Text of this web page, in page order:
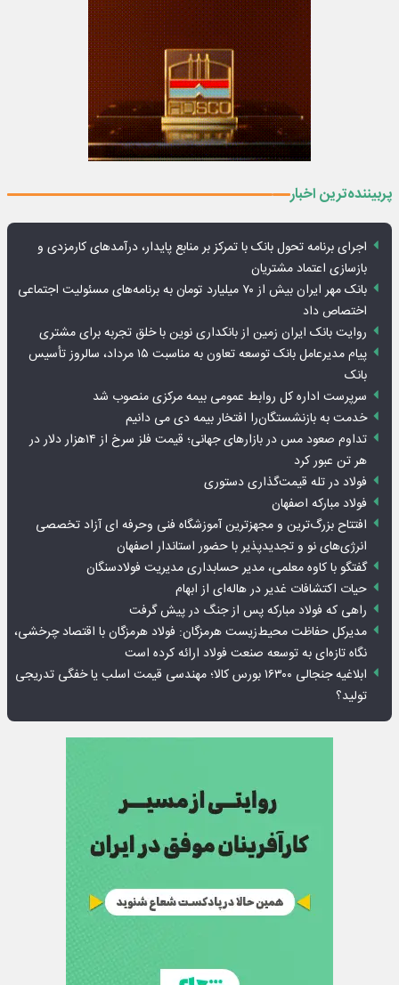
پربیننده‌ترین اخبار
اجرای برنامه تحول بانک با تمرکز بر منابع پایدار، درآمدهای کارمزدی و
بازسازی اعتماد مشتریان
بانک مهر ایران بیش از ۷۰ میلیارد تومان به برنامه‌های مسئولیت اجتماعی
اختصاص داد
روایت بانک ایران زمین از بانکداری نوین با خلق تجربه برای مشتری
پیام مدیرعامل بانک توسعه تعاون به مناسبت ۱۵ مرداد، سالروز تأسیس
بانک
سرپرست اداره کل روابط عمومی بیمه مرکزی منصوب شد
خدمت به بازنشستگان‌را افتخار بیمه دی می دانیم
تداوم صعود مس در بازارهای جهانی؛ قیمت فلز سرخ از ۱۴هزار دلار در
هر تن عبور کرد
فولاد در تله قیمت‌گذاری دستوری
فولاد مبارکه اصفهان
افتتاح بزرگ‌ترین و مجهزترین آموزشگاه فنی وحرفه ای آزاد تخصصی
انرژی‌های نو و تجدیدپذیر با حضور استاندار اصفهان
گفتگو با کاوه معلمی، مدیر حسابداری مدیریت فولادسنگان
حیات اکتشافات غدیر در هاله‌ای از ابهام
راهی که فولاد مبارکه پس از جنگ در پیش گرفت
مدیرکل حفاظت محیط‌زیست هرمزگان: فولاد هرمزگان با اقتصاد چرخشی،
نگاه تازه‌ای به توسعه صنعت فولاد ارائه کرده است
ابلاغیه جنجالی ۱۶۳۰۰ بورس کالا؛ مهندسی قیمت اسلب یا خفگی تدریجی
تولید؟